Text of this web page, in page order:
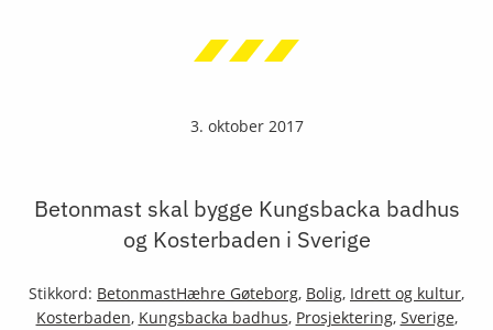
3. oktober 2017
Betonmast skal bygge Kungsbacka badhus
og Kosterbaden i Sverige
Stikkord: BetonmastHæhre Gøteborg, Bolig, Idrett og kultur,
Kosterbaden, Kungsbacka badhus, Prosjektering, Sverige,